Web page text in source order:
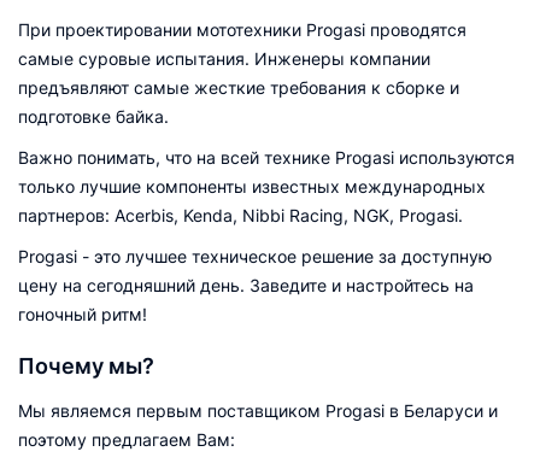
При проектировании мототехники Progasi проводятся
самые суровые испытания. Инженеры компании
предъявляют самые жесткие требования к сборке и
подготовке байка.
Важно понимать, что на всей технике Progasi используются
только лучшие компоненты известных международных
партнеров: Acerbis, Kenda, Nibbi Racing, NGK, Progasi.
Progasi - это лучшее техническое решение за доступную
цену на сегодняшний день. Заведите и настройтесь на
гоночный ритм!
Почему мы?
Мы являемся первым поставщиком Progasi в Беларуси и
поэтому предлагаем Вам: